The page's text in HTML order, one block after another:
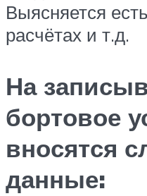
Выясняется
расчётах и т.д.
На
бортовое
вносятся
данные: